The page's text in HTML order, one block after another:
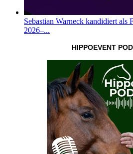
Sebastian Warneck kandidiert als
2026–...
HIPPOEVENT